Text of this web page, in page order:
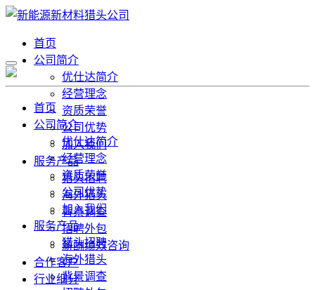
首页
公司简介
优仕达简介
经营理念
资质荣誉
公司优势
加入我们
服务产品
猎头招聘
海外猎头
背景调查
招聘外包
薪酬绩效咨询
合作客户
行业细分
首页
公司简介
优仕达简介
经营理念
资质荣誉
公司优势
加入我们
服务产品
猎头招聘
海外猎头
背景调查